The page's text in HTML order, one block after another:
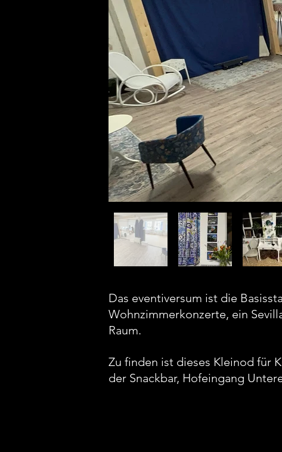
Das eventiversum ist die
Wohnzimmerkonzerte, ein
Raum.
Zu finden ist dieses Kleinod für
der Snackbar, Hofeingang